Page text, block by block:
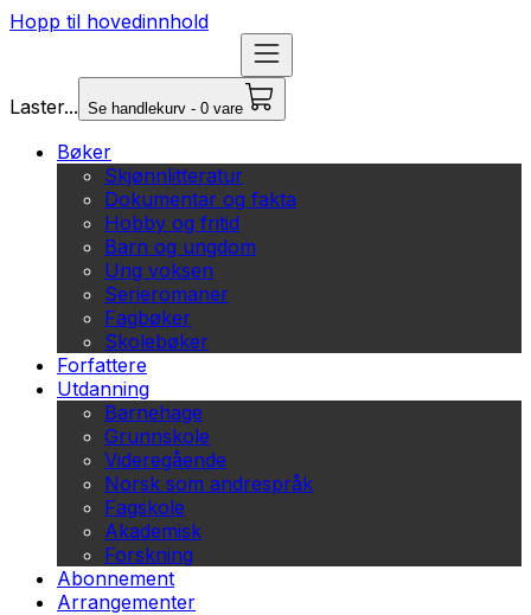
Hopp til hovedinnhold
Laster... Se handlekurv - 0 vare
Bøker
Skjønnlitteratur
Dokumentar og fakta
Hobby og fritid
Barn og ungdom
Ung voksen
Serieromaner
Fagbøker
Skolebøker
Forfattere
Utdanning
Barnehage
Grunnskole
Videregående
Norsk som andrespråk
Fagskole
Akademisk
Forskning
Abonnement
Arrangementer